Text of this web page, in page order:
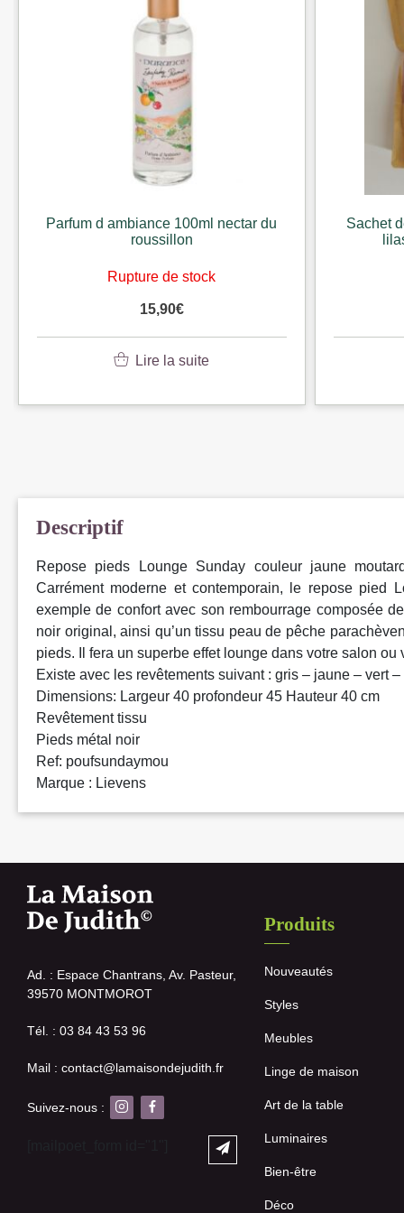
Parfum d ambiance 100ml nectar du
roussillon
Rupture de stock
15,90€
Lire la suite
Sachet
Descriptif
Repose pieds Lounge Sunday couleur jaune
Carrément moderne et contemporain, le repose pied
exemple de confort avec son rembourrage composée
noir original, ainsi qu’un tissu peau de pêche
pieds. Il fera un superbe effet lounge dans votre salon ou
Existe avec les revêtements suivant : gris – jaune – vert
Dimensions: Largeur 40 profondeur 45 Hauteur 40 cm
Revêtement tissu
Pieds métal noir
Ref: poufsundaymou
Marque : Lievens
Ad. : Espace Chantrans, Av. Pasteur,
39570 MONTMOROT
Tél. : 03 84 43 53 96
Mail : contact@lamaisondejudith.fr
Suivez-nous :
Produits
Nouveautés
Styles
Meubles
Linge de maison
Art de la table
Luminaires
Bien-être
Déco